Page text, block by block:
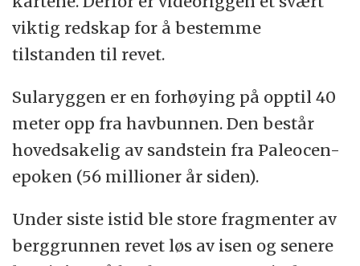
viktig redskap for å bestemme
tilstanden til revet.
Sularyggen er en forhøying på opptil 40
meter opp fra havbunnen. Den består
hovedsakelig av sandstein fra Paleocen-
epoken (56 millioner år siden).
Under siste istid ble store fragmenter av
berggrunnen revet løs av isen og senere